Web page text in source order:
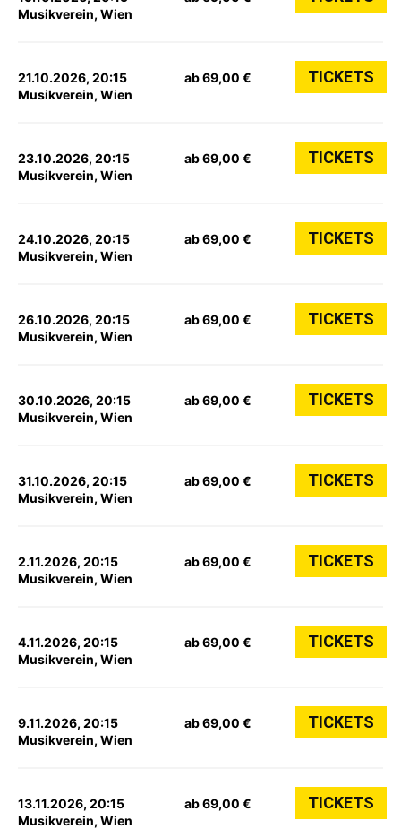
Musikverein, Wien
21.10.2026, 20:15
Musikverein, Wien
ab 69,00 € TICKETS
23.10.2026, 20:15
Musikverein, Wien
ab 69,00 € TICKETS
24.10.2026, 20:15
Musikverein, Wien
ab 69,00 € TICKETS
26.10.2026, 20:15
Musikverein, Wien
ab 69,00 € TICKETS
30.10.2026, 20:15
Musikverein, Wien
ab 69,00 € TICKETS
31.10.2026, 20:15
Musikverein, Wien
ab 69,00 € TICKETS
2.11.2026, 20:15
Musikverein, Wien
ab 69,00 € TICKETS
4.11.2026, 20:15
Musikverein, Wien
ab 69,00 € TICKETS
9.11.2026, 20:15
Musikverein, Wien
ab 69,00 € TICKETS
13.11.2026, 20:15
Musikverein, Wien
ab 69,00 € TICKETS